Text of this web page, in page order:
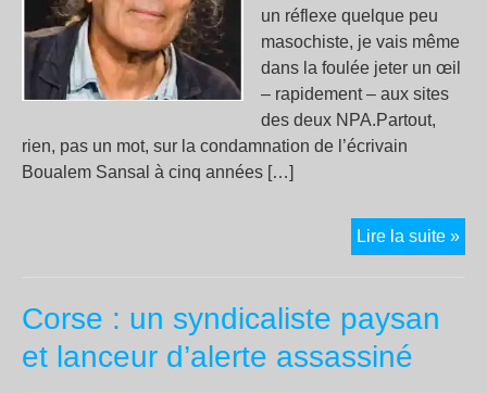
un réflexe quelque peu
masochiste, je vais même
dans la foulée jeter un œil
– rapidement – aux sites
des deux NPA.Partout,
rien, pas un mot, sur la condamnation de l’écrivain
Boualem Sansal à cinq années […]
Lire la suite »Un
Corse : un syndicaliste paysan
et lanceur d’alerte assassiné